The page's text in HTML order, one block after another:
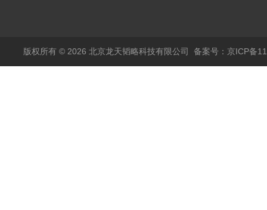
包邮
版权所有 © 2026 北京龙天韬略科技有限公司 备案号：京ICP备